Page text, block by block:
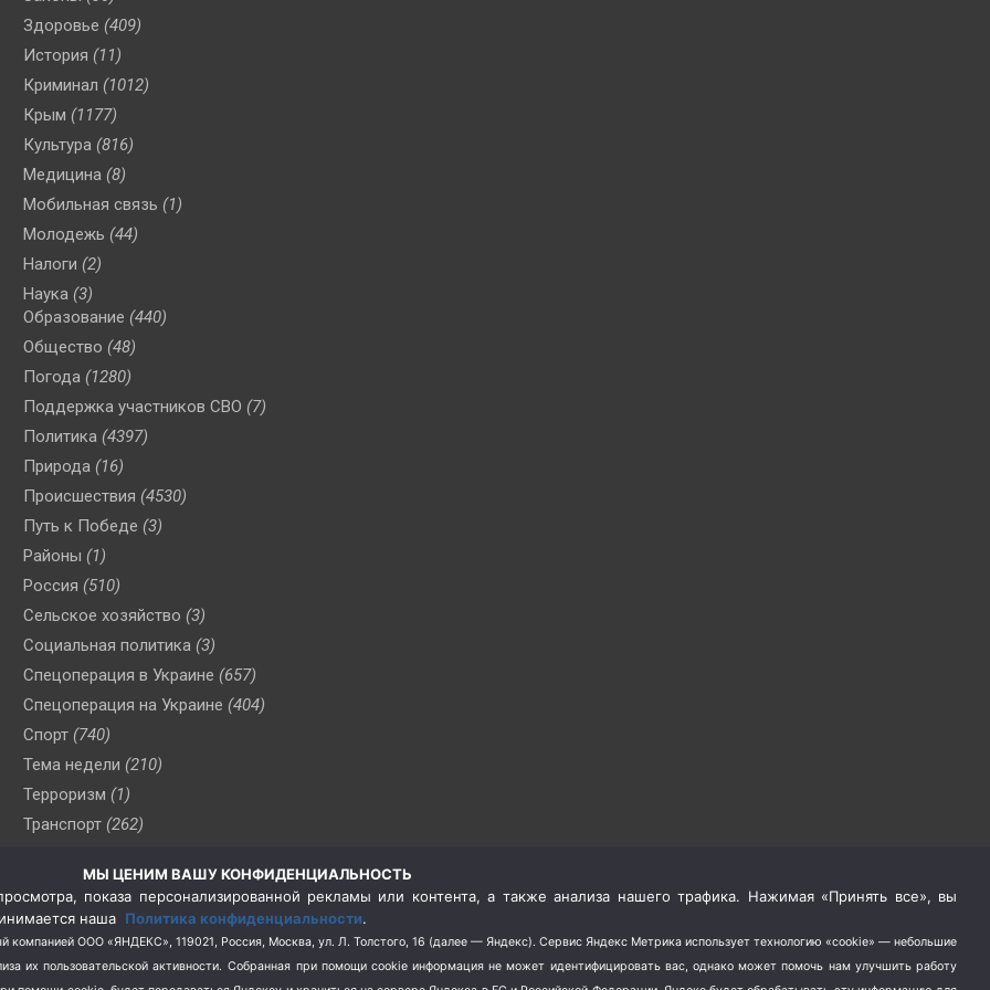
Здоровье (409)
История (11)
Криминал (1012)
Крым (1177)
Культура (816)
Медицина (8)
Мобильная связь (1)
Молодежь (44)
Налоги (2)
Наука (3)
Образование (440)
Общество (48)
Погода (1280)
Поддержка участников СВО (7)
Политика (4397)
Природа (16)
Происшествия (4530)
Путь к Победе (3)
Районы (1)
Россия (510)
Сельское хозяйство (3)
Социальная политика (3)
Спецоперация в Украине (657)
Спецоперация на Украине (404)
Спорт (740)
Тема недели (210)
Терроризм (1)
Транспорт (262)
(76)
Цены (2)
Школа и спорт (2)
Экология (8)
МЫ ЦЕНИМ ВАШУ КОНФИДЕНЦИАЛЬНОСТЬ
показа персонализированной рекламы или контента, а также анализа нашего трафика. Нажимая «Принять все», вы
наша Политика конфиденциальности.
компанией ООО «ЯНДЕКС», 119021, Россия, Москва, ул. Л. Толстого, 16 (далее — Яндекс). Сервис Яндекс Метрика использует технологию «cookie» — небольшие
их пользовательской активности. Собранная при помощи cookie информация не может идентифицировать вас, однако может помочь нам улучшить работу